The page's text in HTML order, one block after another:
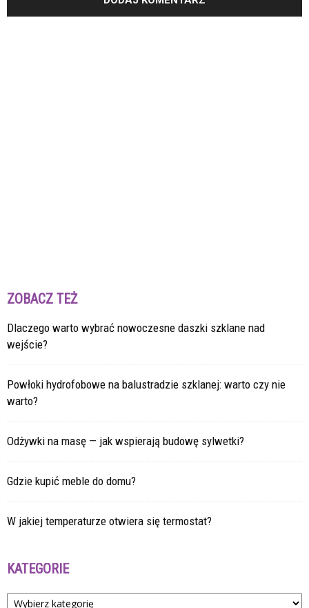
ZOBACZ TEŻ
Dlaczego warto wybrać nowoczesne daszki szklane nad
wejście?
Powłoki hydrofobowe na balustradzie szklanej: warto czy nie
warto?
Odżywki na masę — jak wspierają budowę sylwetki?
Gdzie kupić meble do domu?
W jakiej temperaturze otwiera się termostat?
KATEGORIE
Kategorie